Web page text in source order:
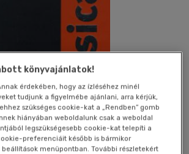
könyvajánlatok!
érdekében, hogy az ízléséhez minél
tudjunk a figyelmébe ajánlani, arra kérjük,
szükséges cookie-kat a „Rendben” gomb
hiányában weboldalunk csak a weboldal
legszükségesebb cookie-kat telepíti a
preferenciáit később is bármikor
menüpontban. További részletekért